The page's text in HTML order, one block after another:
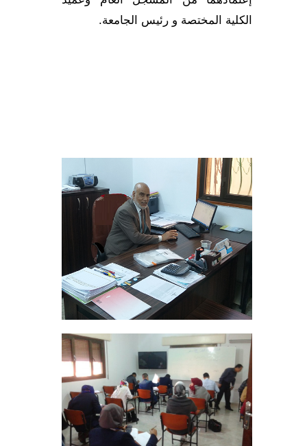
الكلية المختصة و رئيس الجامعة.